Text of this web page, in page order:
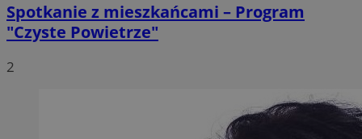
Spotkanie z mieszkańcami – Program
"Czyste Powietrze"
2